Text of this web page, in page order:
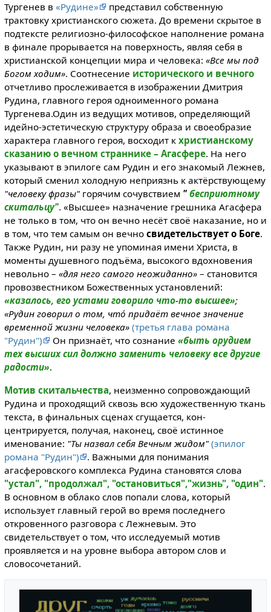
Тургенев в «Рудине»
представил собственную
трактовку христианского сюжета. До времени скрытое в
подтексте религиозно-философское наполнение романа
в финале прорывается на поверхность, являя себя в
христианской концепции мира и человека: «Все мы под
Богом ходим». Соотнесение исторического и вечного
отчетливо прослеживается в изображении Дмитрия
Рудина, главного героя одноименного романа
Тургенева.Один из ведущих мотивов, определяющий
идейно-эстетическую структуру образа и своеобразие
характера главного героя, восходит к христианскому
сказанию о вечном страннике – Агасфере. На него
указывают в эпилоге сам Рудин и его знакомый Лежнев,
который сменил холодную неприязнь к актёрствующему
"человеку фразы"горячим сочувствием "бесприютному
скитальцу". «Высшее» назначение грешника Агасфера
не только в том, что он вечно несёт своё наказание, но и
в том, что тем самым он вечно свидетельствует о Боге.
Также Рудин, ни разу не упоминая имени Христа, в
моменты душевного подъёма, высокого вдохновения
невольно – «для него самого неожиданно»– становится
провозвестником Божественных установлений:
«казалось, его устами говорило что-то высшее»;
«Рудин говорил о том, чтó придаёт вечное значение
временной жизни человека» (третья глава романа
"Рудин")
Он признаёт, что сознание «быть орудием
тех высших сил должно заменить человеку все другие
радости».
Мотив скитальчества, неизменно сопровождающий
Рудина и проходящий сквозь всю художественную ткань
текста, в финальных сценах сгущается, кон­
центрируется, получая, наконец, своё истинное
именование: "Ты назвал себя Вечным жидом" (эпилог
романа "Рудин")
. Важными для понимания
агасферовского комплекса Рудина становятся слова
"устал", "продолжал", "остановиться","жизнь", "один".
В основном в облако слов попали слова, который
использует главный герой во время последнего
откровенного разговора с Лежневым. Это
свидетельствует о том, что исследуемый мотив
проявляется и на уровне выбора автором слов и
словосочетаний.